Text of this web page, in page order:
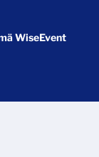
WiseEvent